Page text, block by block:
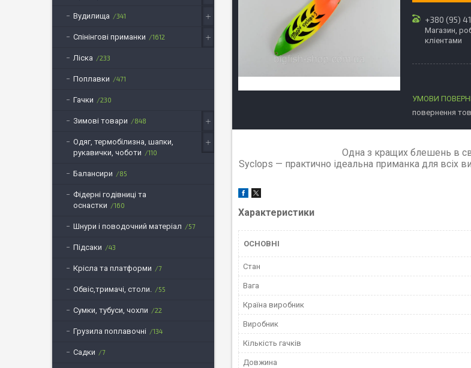
+380 (95)
Магазин,
кліентами
повернення
Одна з кращих блешень в
Syclops — практично ідеальна приманка для всіх
Характеристики
ОСНОВНІ
Стан
Вага
Країна виробник
Виробник
Кількість гачків
Довжина
Вудилища 341
Спінінгові приманки 1612
Ліска 233
Поплавки 471
Гачки 230
Зимові товари 848
Одяг, термобілизна, шапки,
рукавички, чоботи
110
Балансири 85
Фідерні годівниці та
оснастки
160
Шнури і поводочний матеріал 57
Підсаки 43
Крісла та платформи 7
Обвіс,тримачі, столи. 55
Сумки, тубуси, чохли 22
Грузила поплавочні 134
Садки 7